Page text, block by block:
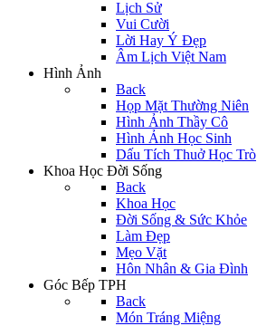
Lịch Sử
Vui Cười
Lời Hay Ý Đẹp
Âm Lịch Việt Nam
Hình Ảnh
Back
Họp Mặt Thường Niên
Hình Ảnh Thầy Cô
Hình Ảnh Học Sinh
Dấu Tích Thuở Học Trò
Khoa Học Đời Sống
Back
Khoa Học
Đời Sống & Sức Khỏe
Làm Đẹp
Mẹo Vặt
Hôn Nhân & Gia Đình
Góc Bếp TPH
Back
Món Tráng Miệng